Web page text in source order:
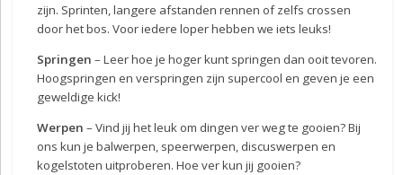
zijn. Sprinten, langere afstanden rennen of zelfs crossen
door het bos. Voor iedere loper hebben we iets leuks!
Springen – Leer hoe je hoger kunt springen dan ooit tevoren.
Hoogspringen en verspringen zijn supercool en geven je een
geweldige kick!
Werpen – Vind jij het leuk om dingen ver weg te gooien? Bij
ons kun je balwerpen, speerwerpen, discuswerpen en
kogelstoten uitproberen. Hoe ver kun jij gooien?